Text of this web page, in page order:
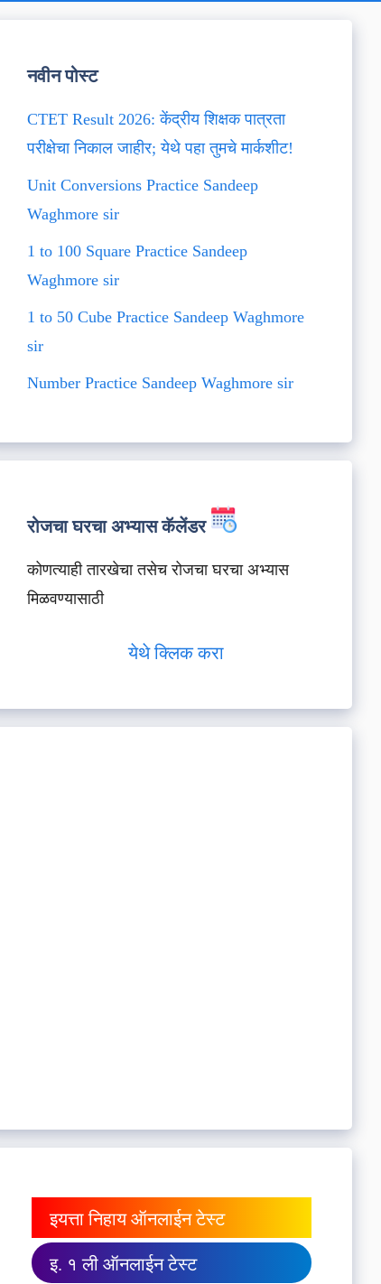
नवीन पोस्ट
CTET Result 2026: केंद्रीय शिक्षक पात्रता
परीक्षेचा निकाल जाहीर; येथे पहा तुमचे मार्कशीट!
Unit Conversions Practice Sandeep
Waghmore sir
1 to 100 Square Practice Sandeep
Waghmore sir
1 to 50 Cube Practice Sandeep Waghmore
sir
Number Practice Sandeep Waghmore sir
रोजचा घरचा अभ्यास कॅलेंडर
कोणत्याही तारखेचा तसेच रोजचा घरचा अभ्यास
मिळवण्यासाठी
येथे क्लिक करा
इयत्ता निहाय ऑनलाईन टेस्ट
इ. १ ली ऑनलाईन टेस्ट